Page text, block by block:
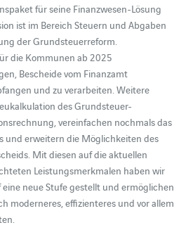
für seine Finanzwesen-Lösung
ist im Bereich Steuern und Abgaben
der Grundsteuerreform.
die Kommunen ab 2025
Bescheide vom Finanzamt
und zu verarbeiten. Weitere
des Grundsteuer-
vereinfachen nochmals das
und erweitern die Möglichkeiten des
Mit diesen auf die aktuellen
Leistungsmerkmalen haben wir
neue Stufe gestellt und ermöglichen
moderneres, effizienteres und vor allem